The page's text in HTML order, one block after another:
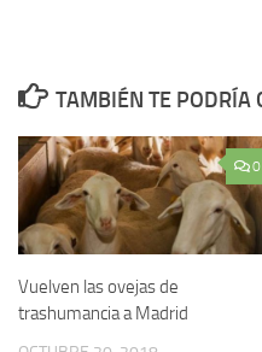
TAMBIÉN TE PODRÍA
0
Vuelven las ovejas de
trashumancia a Madrid